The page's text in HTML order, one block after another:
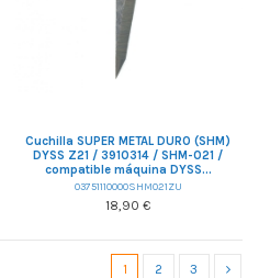
Cuchilla SUPER METAL DURO (SHM)
DYSS Z21 / 3910314 / SHM-021 /
compatible máquina DYSS...
03751110000SHM021ZU
18,90 €
1 2 3